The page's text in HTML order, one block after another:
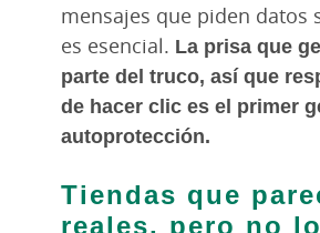
mensajes que piden datos
es esencial. La prisa que
parte del truco, así que
de hacer clic es el primer
autoprotección.
Tiendas que
reales, pero no